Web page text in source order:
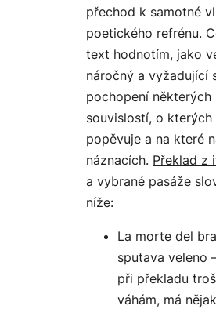
přechod k samotné
poetického refrénu.
text hodnotím, jako
náročný a vyžadující
pochopení některých
souvislostí, o kterých
popěvuje a na které
náznacích. Překlad z
a vybrané pasáže
níže:
La morte del
sputava veleno
při překladu
váhám, má